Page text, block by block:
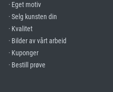
· Eget motiv
· Selg kunsten din
· Kvalitet
· Bilder av vårt arbeid
· Kuponger
· Bestill prøve